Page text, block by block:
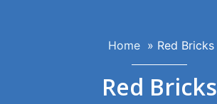
Home » Red Bricks
Red Bricks